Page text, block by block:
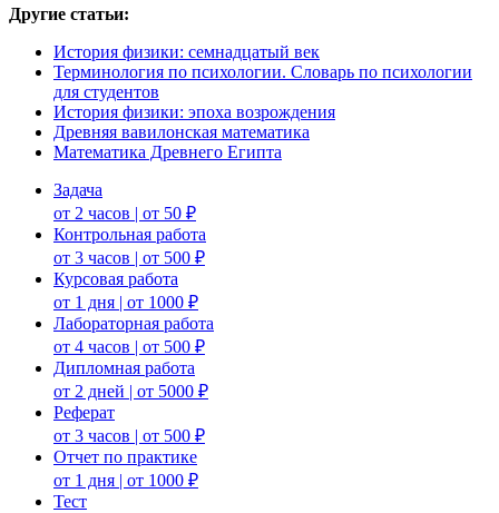
Другие статьи:
История физики: семнадцатый век
Терминология по психологии. Словарь по психологии
для студентов
История физики: эпоха возрождения
Древняя вавилонская математика
Математика Древнего Египта
Задача
от 2 часов | от 50 ₽
Контрольная работа
от 3 часов | от 500 ₽
Курсовая работа
от 1 дня | от 1000 ₽
Лабораторная работа
от 4 часов | от 500 ₽
Дипломная работа
от 2 дней | от 5000 ₽
Реферат
от 3 часов | от 500 ₽
Отчет по практике
от 1 дня | от 1000 ₽
Тест